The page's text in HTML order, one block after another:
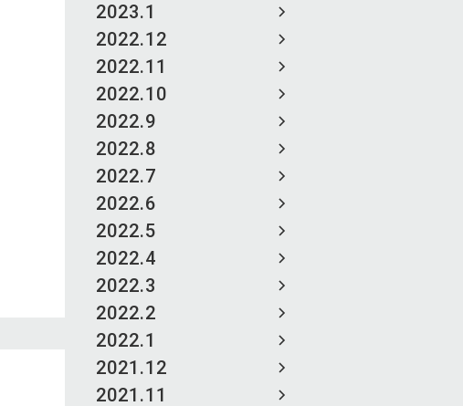
2023.1
2022.12
2022.11
2022.10
2022.9
2022.8
2022.7
2022.6
2022.5
2022.4
2022.3
2022.2
2022.1
2021.12
2021.11